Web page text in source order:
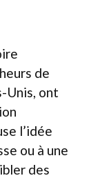
de
Unis, ont
l’idée
ou à une
des